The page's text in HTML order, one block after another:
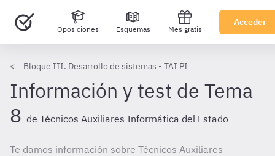
Oposiciones Esquemas Mes gratis
Acceder
Bloque III. Desarrollo de sistemas - TAI PI
Información y test de Tema
8 de Técnicos Auxiliares Informática del Estado
Te damos información sobre Técnicos Auxiliares